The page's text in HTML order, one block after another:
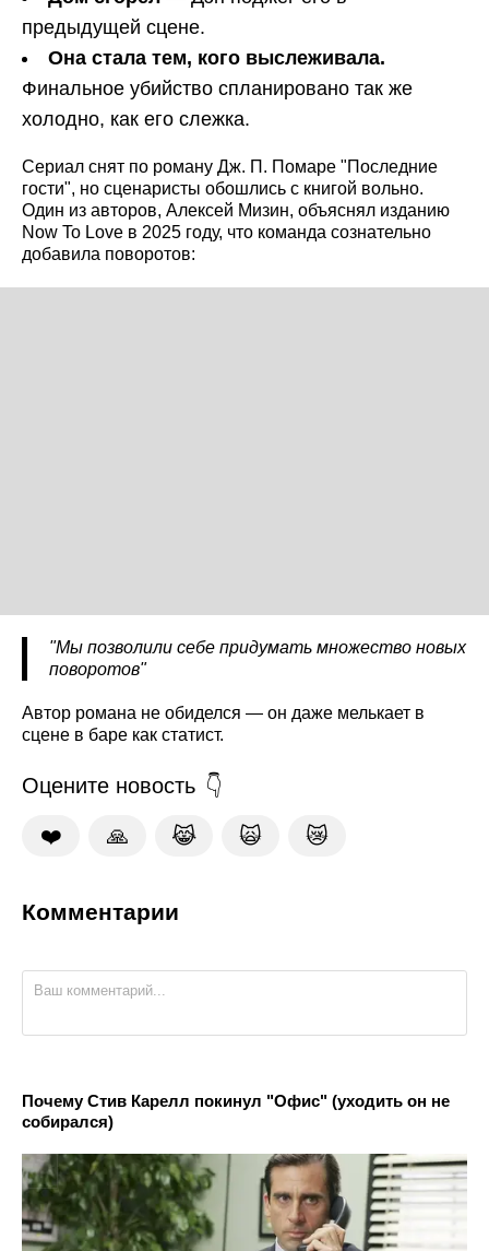
предыдущей сцене.
Она стала тем, кого выслеживала.
Финальное убийство спланировано так же
холодно, как его слежка.
Сериал снят по роману Дж. П. Помаре "Последние
гости", но сценаристы обошлись с книгой вольно.
Один из авторов, Алексей Мизин, объяснял изданию
Now To Love в 2025 году, что команда сознательно
добавила поворотов:
"Мы позволили себе придумать множество новых
поворотов"
Автор романа не обиделся — он даже мелькает в
сцене в баре как статист.
Оцените новость
❤️ 🙏 😹 🙀 😿
Комментарии
Почему Стив Карелл покинул "Офис" (уходить он не
собирался)